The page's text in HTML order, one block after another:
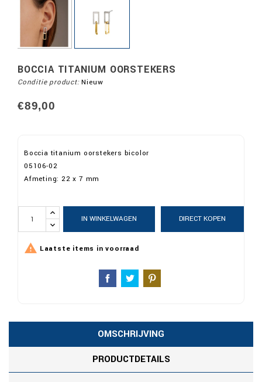
BOCCIA TITANIUM OORSTEKERS
Conditie product: Nieuw
€89,00
Boccia titanium oorstekers bicolor
05106-02
Afmeting: 22 x 7 mm
IN WINKELWAGEN DIRECT KOPEN
 Laatste items in voorraad
OMSCHRIJVING
PRODUCTDETAILS